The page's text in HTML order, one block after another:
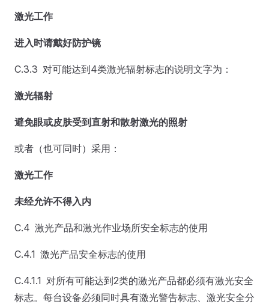
激光工作
进入时请戴好防护镜
C.3.3 对可能达到4类激光辐射标志的说明文字为：
激光辐射
避免眼或皮肤受到直射和散射激光的照射
或者（也可同时）采用：
激光工作
未经允许不得入内
C.4 激光产品和激光作业场所安全标志的使用
C.4.1 激光产品安全标志的使用
C.4.1.1 对所有可能达到2类的激光产品都必须有激光安全
标志。每台设备必须同时具有激光警告标志、激光安全分